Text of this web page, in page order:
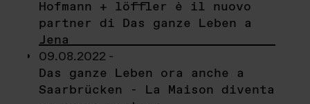
Hofmann + löffler è il nuovo
partner di Das ganze Leben a
Jena
09.08.2022 -
Das ganze Leben ora anche a
Saarbrücken - La Maison diventa